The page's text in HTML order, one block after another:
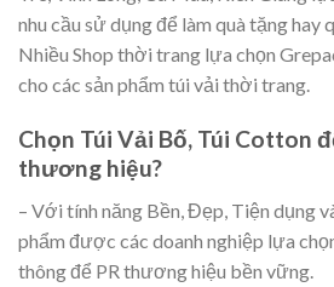
nhu cầu sử dụng để làm quà tặng hay
Nhiều Shop thời trang lựa chọn
cho các sản phẩm túi vải thời trang.
Chọn Túi Vải Bố, Túi Cotton
thương hiệu?
– Với tính năng Bền, Đẹp, Tiện dụng
phẩm được các doanh nghiệp lựa
thông để PR thương hiệu bền vững.